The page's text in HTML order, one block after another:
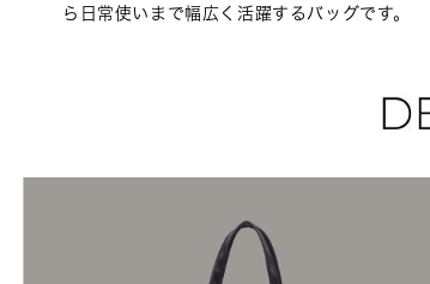
ら日常使いまで幅広く活躍するバッグです。